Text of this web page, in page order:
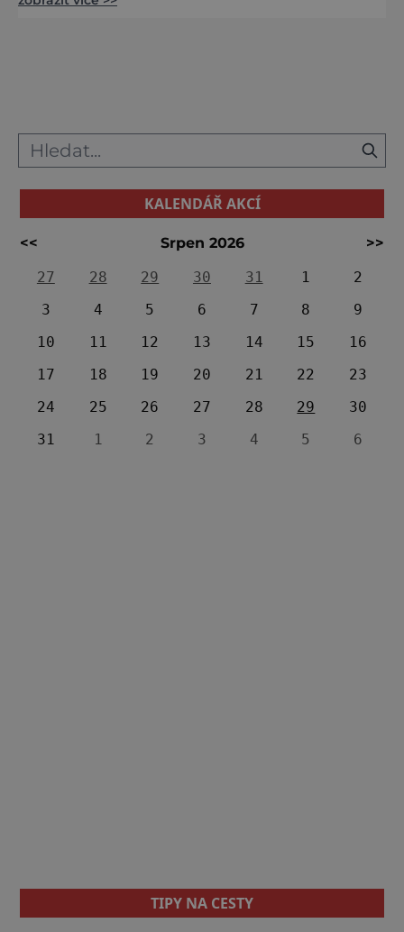
rozsáhlé sbírky, proslulí majitelé i důležitost v
KALENDÁŘ AKCÍ
<< Srpen 2026
>>
27
28 29 30 31 1
2
3
4 5 6 7 8
9
10
11 12 13 14 15
16
17
18 19 20 21 22
23
24
25 26 27 28 29
30
31
1 2 3 4 5 6
TIPY NA CESTY